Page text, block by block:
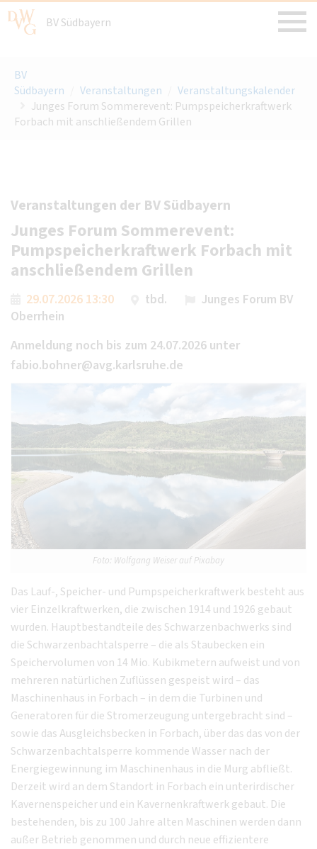
BV Südbayern
BV
Südbayern
Veranstaltungen
Veranstaltungskalender
Junges Forum Sommerevent: Pumpspeicherkraftwerk
Forbach mit anschließendem Grillen
Veranstaltungen der BV Südbayern
Junges Forum Sommerevent:
Pumpspeicherkraftwerk Forbach mit
anschließendem Grillen
29.07.2026 13:30 tbd.
Junges Forum BV
Oberrhein
Anmeldung noch bis zum 24.07.2026 unter
fabio.bohner@avg.karlsruhe.de
Foto: Wolfgang Weiser auf Pixabay
Das Lauf-, Speicher- und Pumpspeicherkraftwerk besteht aus
vier Einzelkraftwerken, die zwischen 1914 und 1926 gebaut
wurden. Hauptbestandteile des Schwarzenbachwerks sind
die Schwarzenbachtalsperre – die als Staubecken ein
Speichervolumen von 14 Mio. Kubikmetern aufweist und von
mehreren natürlichen Zuflüssen gespeist wird – das
Maschinenhaus in Forbach – in dem die Turbinen und
Generatoren für die Stromerzeugung untergebracht sind –
sowie das Ausgleichsbecken in Forbach, über das das von der
Schwarzenbachtalsperre kommende Wasser nach der
Energiegewinnung im Maschinenhaus in die Murg abfließt.
Derzeit wird an dem Standort in Forbach ein unterirdischer
Kavernenspeicher und ein Kavernenkraftwerk gebaut. Die
bestehenden, bis zu 100 Jahre alten Maschinen werden dann
außer Betrieb genommen und durch neue effizientere